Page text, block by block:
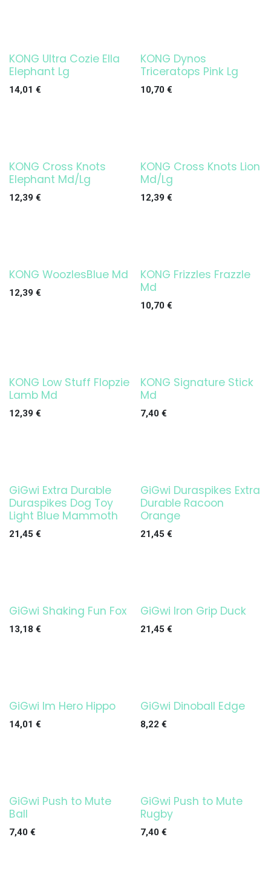
Agotado
KONG Ultra Cozie Ella
Elephant Lg
14,01 €
Agotado
KONG Dynos
Triceratops Pink Lg
10,70€
Agotado
KONG Cross Knots
Elephant Md/Lg
12,39 €
Agotado
KONG Cross Knots Lion
Md/Lg
12,39 €
KONG WoozlesBlue Md
12,39 €
KONG Frizzles Frazzle
Md
10,70€
Agotado
KONG Low Stuff Flopzie
Lamb Md
12,39 €
KONG Signature Stick
Md
7,40€
GiGwi Extra Durable
Duraspikes Dog Toy
Light Blue Mammoth
21,45 €
GiGwi Duraspikes Extra
Durable Racoon
Orange
21,45 €
GiGwi Shaking Fun Fox
13,18 €
GiGwi Iron Grip Duck
21,45 €
GiGwi Im Hero Hippo
14,01 €
GiGwi Dinoball Edge
8,22 €
GiGwi Push to Mute
Ball
7,40 €
GiGwi Push to Mute
Rugby
7,40€